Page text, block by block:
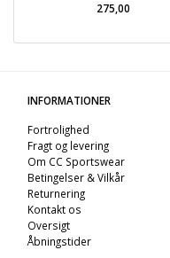
275,00
INFORMATIONER
Fortrolighed
Fragt og levering
Om CC Sportswear
Betingelser & Vilkår
Returnering
Kontakt os
Oversigt
Åbningstider